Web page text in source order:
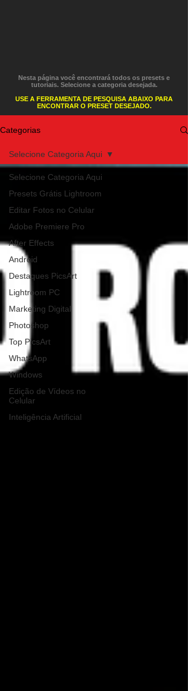
Nesta página você encontrará todos os presets e
tutoriais. Selecione a categoria desejada.
USE A FERRAMENTA DE PESQUISA ABAIXO PARA
ENCONTRAR O PRESET DESEJADO.
Categorias
Selecione Categoria Aqui
Presets Grátis Lightroom
Editar Fotos no Celular
Adobe Premiere Pro
After Effects
Android
Destaques PicsArt
Lightroom PC
Marketing Digital
Photoshop
Top PicsArt
WhatsApp
Windows
Edição de Vídeos no
Celular
Inteligência Artificial
Selecione Categoria Aqui